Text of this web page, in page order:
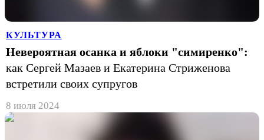
КУЛЬТУРА
Невероятная осанка и яблоки "симиренко":
как Сергей Мазаев и Екатерина Стриженова
встретили своих супругов
8 июля 2024